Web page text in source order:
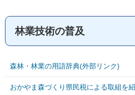
林業技術の普及
森林・林業の用語辞典(外部リンク)
おかやま森づくり県民税による取組を